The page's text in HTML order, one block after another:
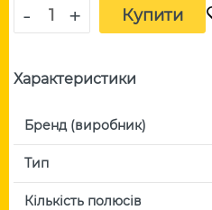
- + Купити
Характеристики
Бренд (виробник)
Тип
Кількість полюсів